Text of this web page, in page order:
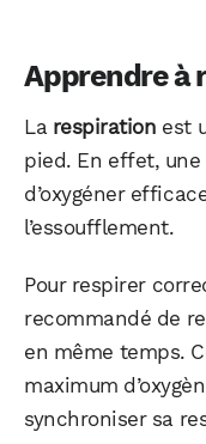
Apprendre à
La respiration est
pied. En effet,
d’oxygéner
l’essoufflement.
Pour respirer
recommandé de
en même temps.
maximum
synchroniser sa
WhatsApp